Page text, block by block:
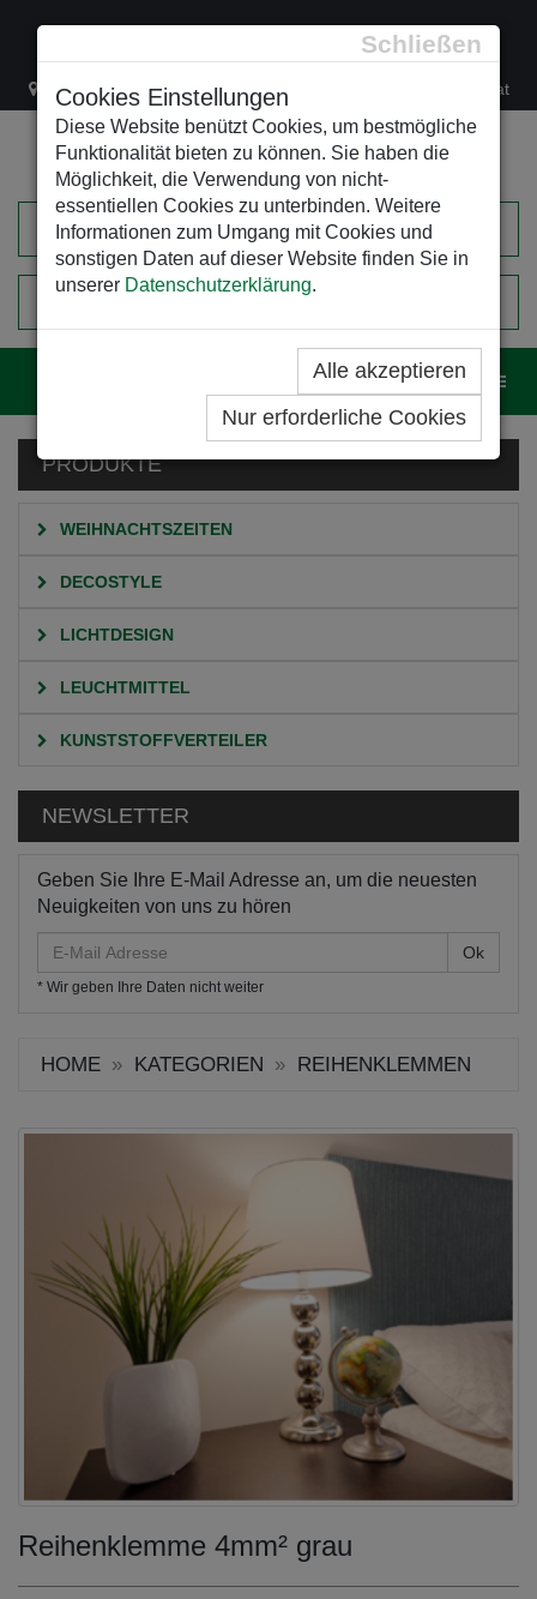
Schließen
Cookies Einstellungen
Diese Website benützt Cookies, um bestmögliche
Funktionalität bieten zu können. Sie haben die
Möglichkeit, die Verwendung von nicht-
essentiellen Cookies zu unterbinden. Weitere
Informationen zum Umgang mit Cookies und
sonstigen Daten auf dieser Website finden Sie in
unserer Datenschutzerklärung.
Alle akzeptieren
Nur erforderliche Cookies
Lacknergasse 78 +43/1/470 37 00 office@leso.at
EINKAUFSWAGEN
PRODUKTE
WEIHNACHTSZEITEN
DECOSTYLE
LICHTDESIGN
LEUCHTMITTEL
KUNSTSTOFFVERTEILER
NEWSLETTER
Geben Sie Ihre E-Mail Adresse an, um die neuesten
Neuigkeiten von uns zu hören
Mail
Adresse
* Wir geben Ihre Daten nicht weiter
HOME KATEGORIEN REIHENKLEMMEN
Reihenklemme 4mm² grau